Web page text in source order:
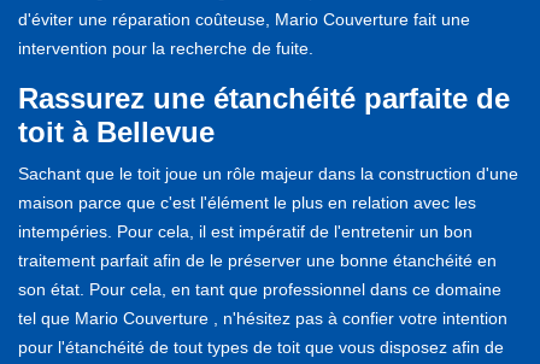
d'éviter une réparation coûteuse, Mario Couverture fait une
intervention pour la recherche de fuite.
Rassurez une étanchéité parfaite de
toit à Bellevue
Sachant que le toit joue un rôle majeur dans la construction d'une
maison parce que c'est l'élément le plus en relation avec les
intempéries. Pour cela, il est impératif de l'entretenir un bon
traitement parfait afin de le préserver une bonne étanchéité en
son état. Pour cela, en tant que professionnel dans ce domaine
tel que Mario Couverture , n'hésitez pas à confier votre intention
pour l'étanchéité de tout types de toit que vous disposez afin de